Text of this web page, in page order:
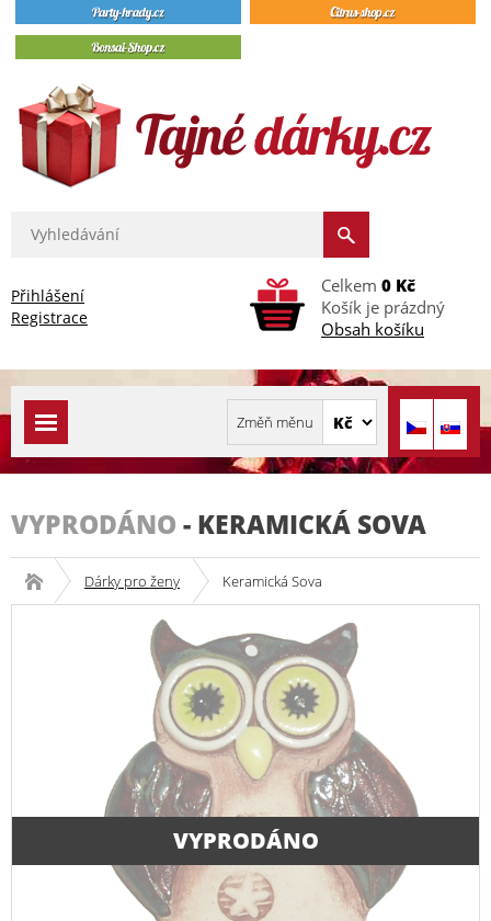
Přihlášení
Registrace
Celkem 0 Kč
Košík je prázdný
Obsah košíku
VYPRODÁNO - KERAMICKÁ SOVA
Dárky pro ženy Keramická Sova
VYPRODÁNO